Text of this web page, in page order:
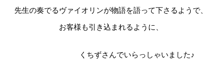
先生の奏でるヴァイオリンが物語を語って下さるようで、
お客様も引き込まれるように、
くちずさんでいらっしゃいました♪